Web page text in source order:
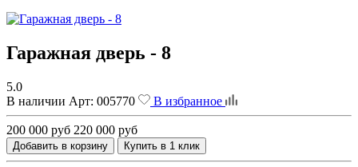
Гаражная дверь - 8
5.0
В наличии Арт: 005770 В избранное
200 000 руб 220 000 руб
Добавить в корзину Купить в 1 клик